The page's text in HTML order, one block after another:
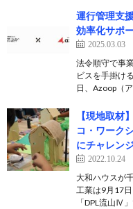
運行管理支
効率化サポ
2025.03.03
法令順守で事
ビスを手掛け
日、Azoop（
【現地取材
コ・ワーク
にチャレン
2022.10.24
大和ハウスが
工業は9月17
「DPL流山Ⅳ